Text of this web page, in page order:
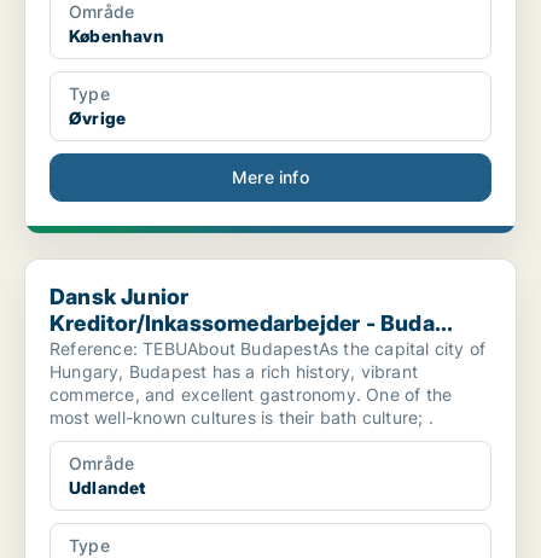
Område
København
Type
Øvrige
Mere info
Dansk Junior Kreditor/Inkassomedarbejder - Buda...
Dansk Junior
Kreditor/Inkassomedarbejder - Buda...
Reference: TEBUAbout BudapestAs the capital city of
Hungary, Budapest has a rich history, vibrant
commerce, and excellent gastronomy. One of the
most well-known cultures is their bath culture; .
Område
Udlandet
Type